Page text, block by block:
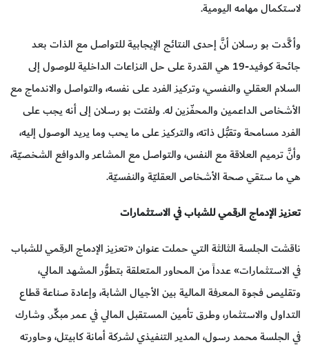
لاستكمال مهامه اليومية.
وأكَّدت بو رسلان أنَّ إحدى النتائج الإيجابية للتواصل مع الذات بعد
جائحة كوفيد-19 هي القدرة على حل النزاعات الداخلية للوصول إلى
السلام العقلي والنفسي، وتركيز الفرد على نفسه، والتواصل والاندماج مع
الأشخاص الداعمين والمحفّزين له. ولفتت بو رسلان إلى أنه يجب على
الفرد مسامحة وتقبُّل ذاته، والتركيز على ما يحب وما يريد الوصول إليه،
وأنَّ ترميم العلاقة مع النفس، والتواصل مع المشاعر والدوافع الشخصيّة،
هي ما ستقي صحة الأشخاص العقليّة والنفسيّة.
تعزيز الإدماج الرقمي للشباب في الاستثمارات
ناقشت الجلسة الثالثة التي حملت عنوان «تعزيز الإدماج الرقمي للشباب
في الاستثمارات» عدداً من المحاور المتعلقة بتطوُّر المشهد المالي،
وتقليص فجوة المعرفة المالية بين الأجيال الشابة، وإعادة صناعة قطاع
التداول والاستثمار، وطرق تأمين المستقبل المالي في عمر مبكِّر. وشارك
في الجلسة محمد رسول، المدير التنفيذي لشركة أمانة كابيتل، وحاورته